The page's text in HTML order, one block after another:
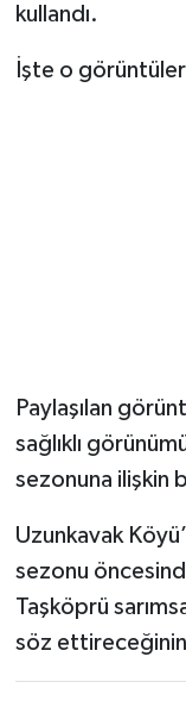
kullandı.
İşte o
Paylaşılan
sağlıklı
sezonuna ilişkin
Uzunkavak
sezonu
Taşköprü
söz
Dünya
Yerel